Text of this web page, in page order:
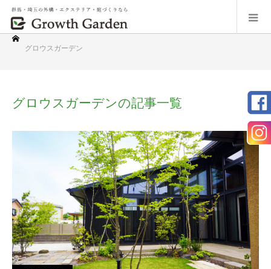
グロウスガーデン
グロウスガーデンの記事一覧